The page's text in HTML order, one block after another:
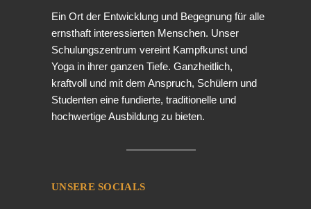
Ein Ort der Entwicklung und Begegnung für alle
ernsthaft interessierten Menschen. Unser
Schulungszentrum vereint Kampfkunst und
Yoga in ihrer ganzen Tiefe. Ganzheitlich,
kraftvoll und mit dem Anspruch, Schülern und
Studenten eine fundierte, traditionelle und
hochwertige Ausbildung zu bieten.
UNSERE SOCIALS